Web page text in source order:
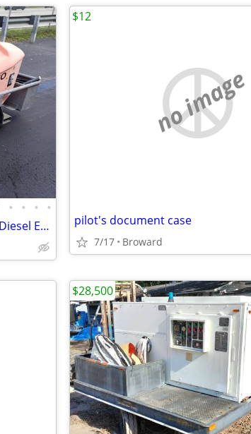
• • • •
2015 JETGO 28V Aircraft GPU -Turbo Diesel Electric Hybrid Ground Power
no image
pilot's document case
7/17 Broward
$12
$28,500